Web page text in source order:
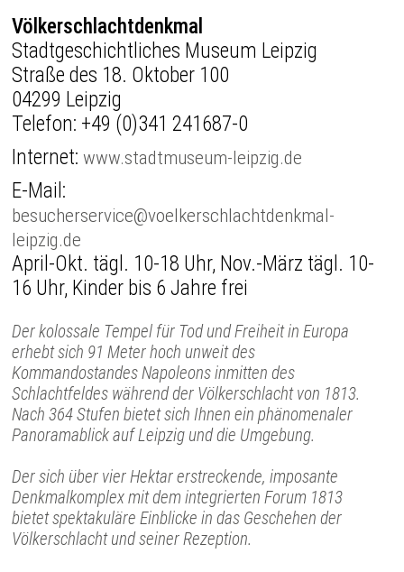
Völkerschlachtdenkmal
Stadtgeschichtliches Museum Leipzig
Straße des 18. Oktober 100
04299 Leipzig
Telefon: +49 (0)341 241687-0
Internet:www.stadtmuseum-leipzig.de
E-Mail:
besucherservice@voelkerschlachtdenkmal-
leipzig.de
April-Okt. tägl. 10-18 Uhr, Nov.-März tägl. 10-
16 Uhr, Kinder bis 6 Jahre frei
Der kolossale Tempel für Tod und Freiheit in Europa
erhebt sich 91 Meter hoch unweit des
Kommandostandes Napoleons inmitten des
Schlachtfeldes während der Völkerschlacht von 1813.
Nach 364 Stufen bietet sich Ihnen ein phänomenaler
Panoramablick auf Leipzig und die Umgebung.
Der sich über vier Hektar erstreckende, imposante
Denkmalkomplex mit dem integrierten Forum 1813
bietet spektakuläre Einblicke in das Geschehen der
Völkerschlacht und seiner Rezeption.